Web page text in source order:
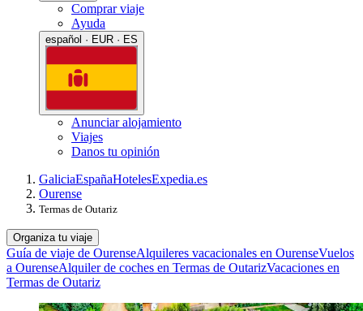
Comprar viaje
Ayuda
español · EUR · ES
Anunciar alojamiento
Viajes
Danos tu opinión
GaliciaEspañaHotelesExpedia.es
Ourense
Termas de Outariz
Organiza tu viaje
Guía de viaje de OurenseAlquileres vacacionales en OurenseVuelos
a OurenseAlquiler de coches en Termas de OutarizVacaciones en
Termas de Outariz